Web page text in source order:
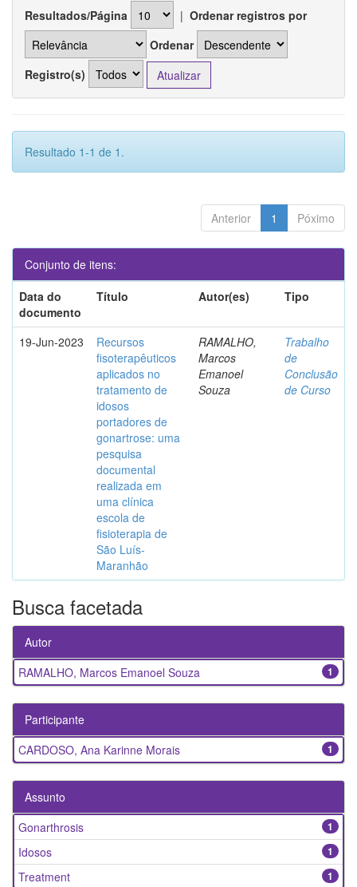
Resultados/Página | Ordenar registros por
Ordenar
Registro(s)
Resultado 1-1 de 1.
Anterior 1 Póximo
Conjunto de itens:
Data do
documento
Título Autor(es) Tipo
19-Jun-2023
Recursos
fisoterapêuticos
aplicados no
tratamento de
idosos
portadores de
gonartrose: uma
pesquisa
documental
realizada em
uma clínica
escola de
fisioterapia de
São Luís-
Maranhão
RAMALHO,
Marcos
Emanoel
Souza
Trabalho
de
Conclusão
de Curso
Busca facetada
Autor
1
RAMALHO, Marcos Emanoel Souza
Participante
1
CARDOSO, Ana Karinne Morais
Assunto
1
Gonarthrosis
1
Idosos
1
Treatment